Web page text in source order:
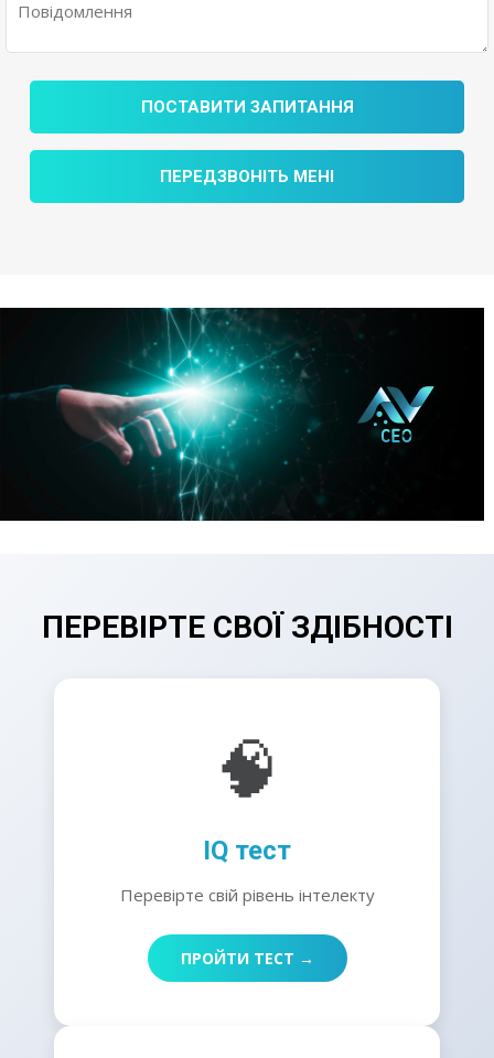
ПОСТАВИТИ ЗАПИТАННЯ
ПЕРЕДЗВОНІТЬ МЕНІ
ПЕРЕВІРТЕ СВОЇ ЗДІБНОСТІ
🧠
IQ тест
Перевірте свій рівень інтелекту
ПРОЙТИ ТЕСТ →